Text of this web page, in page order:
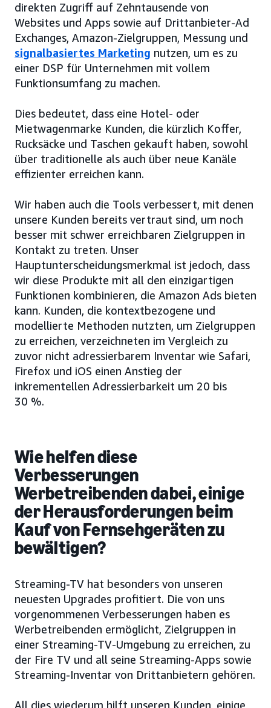
direkten Zugriff auf Zehntausende von
Websites und Apps sowie auf Drittanbieter-Ad
Exchanges, Amazon-Zielgruppen, Messung und
signalbasiertes Marketing nutzen, um es zu
einer DSP für Unternehmen mit vollem
Funktionsumfang zu machen.
Dies bedeutet, dass eine Hotel- oder
Mietwagenmarke Kunden, die kürzlich Koffer,
Rucksäcke und Taschen gekauft haben, sowohl
über traditionelle als auch über neue Kanäle
effizienter erreichen kann.
Wir haben auch die Tools verbessert, mit denen
unsere Kunden bereits vertraut sind, um noch
besser mit schwer erreichbaren Zielgruppen in
Kontakt zu treten. Unser
Hauptunterscheidungsmerkmal ist jedoch, dass
wir diese Produkte mit all den einzigartigen
Funktionen kombinieren, die Amazon Ads bieten
kann. Kunden, die kontextbezogene und
modellierte Methoden nutzten, um Zielgruppen
zu erreichen, verzeichneten im Vergleich zu
zuvor nicht adressierbarem Inventar wie Safari,
Firefox und iOS einen Anstieg der
inkrementellen Adressierbarkeit um 20 bis
30 %.
Wie helfen diese
Verbesserungen
Werbetreibenden dabei, einige
der Herausforderungen beim
Kauf von Fernsehgeräten zu
bewältigen?
Streaming-TV hat besonders von unseren
neuesten Upgrades profitiert. Die von uns
vorgenommenen Verbesserungen haben es
Werbetreibenden ermöglicht, Zielgruppen in
einer Streaming-TV-Umgebung zu erreichen, zu
der Fire TV und all seine Streaming-Apps sowie
Streaming-Inventar von Drittanbietern gehören.
All dies wiederum hilft unseren Kunden, einige